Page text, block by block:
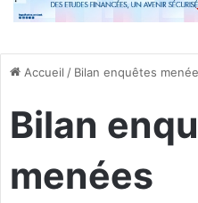
Accueil / Bilan enquêtes
Bilan
menées